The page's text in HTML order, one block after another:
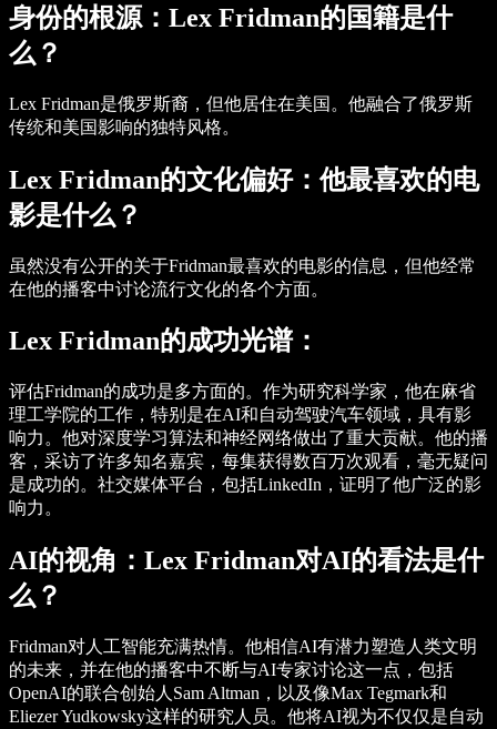
身份的根源：Lex Fridman的国籍是什
么？
Lex Fridman是俄罗斯裔，但他居住在美国。他融合了俄罗斯
传统和美国影响的独特风格。
Lex Fridman的文化偏好：他最喜欢的电
影是什么？
虽然没有公开的关于Fridman最喜欢的电影的信息，但他经常
在他的播客中讨论流行文化的各个方面。
Lex Fridman的成功光谱：
评估Fridman的成功是多方面的。作为研究科学家，他在麻省
理工学院的工作，特别是在AI和自动驾驶汽车领域，具有影
响力。他对深度学习算法和神经网络做出了重大贡献。他的播
客，采访了许多知名嘉宾，每集获得数百万次观看，毫无疑问
是成功的。社交媒体平台，包括LinkedIn，证明了他广泛的影
响力。
AI的视角：Lex Fridman对AI的看法是什
么？
Fridman对人工智能充满热情。他相信AI有潜力塑造人类文明
的未来，并在他的播客中不断与AI专家讨论这一点，包括
OpenAI的联合创始人Sam Altman，以及像Max Tegmark和
Eliezer Yudkowsky这样的研究人员。他将AI视为不仅仅是自动